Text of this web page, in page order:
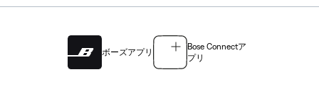
ボーズアプリ
Bose Connectア
プリ